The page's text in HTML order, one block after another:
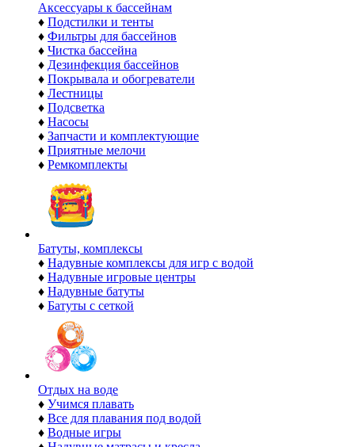
Аксессуары к бассейнам
♦ Подстилки и тенты
♦ Фильтры для бассейнов
♦ Чистка бассейна
♦ Дезинфекция бассейнов
♦ Покрывала и обогреватели
♦ Лестницы
♦ Подсветка
♦ Насосы
♦ Запчасти и комплектующие
♦ Приятные мелочи
♦ Ремкомплекты
Батуты, комплексы
♦ Надувные комплексы для игр с водой
♦ Надувные игровые центры
♦ Надувные батуты
♦ Батуты с сеткой
Отдых на воде
♦ Учимся плавать
♦ Все для плавания под водой
♦ Водные игры